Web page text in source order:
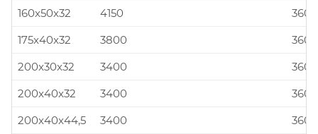
160x50x32
4150
175x40x32
3800
200x30x32
3400
200x40x32
3400
200x40x44,5
3400